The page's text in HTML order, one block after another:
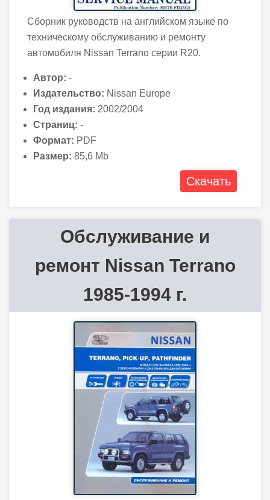
Сборник руководств на английском языке по
техническому обслуживанию и ремонту
автомобиля Nissan Terrano серии R20.
Автор: -
Издательство: Nissan Europe
Год издания: 2002/2004
Страниц: -
Формат: PDF
Размер: 85,6 Mb
Скачать
Обслуживание и
ремонт Nissan Terrano
1985-1994 г.